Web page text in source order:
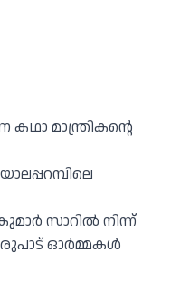
മാന്ത്രികൻ്റെ
സാറിൽ നിന്ന്
ഓർമ്മകൾ